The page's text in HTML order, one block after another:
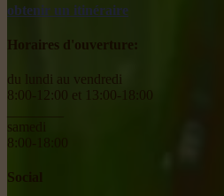
obtenir un itinéraire
Horaires d'ouverture:
du lundi au vendredi
8:00-12:00 et 13:00-18:00
samedi
8:00-18:00
Social